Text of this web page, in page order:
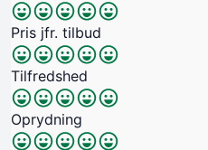
Pris jfr. tilbud
Tilfredshed
Oprydning